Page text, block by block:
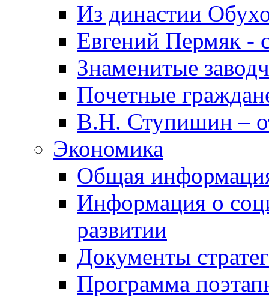
Из династии
Евгений Пермяк -
Знаменитые
Почетные
В.Н. Ступишин –
Экономика
Общая
Информация о
развитии
Документы
Программа